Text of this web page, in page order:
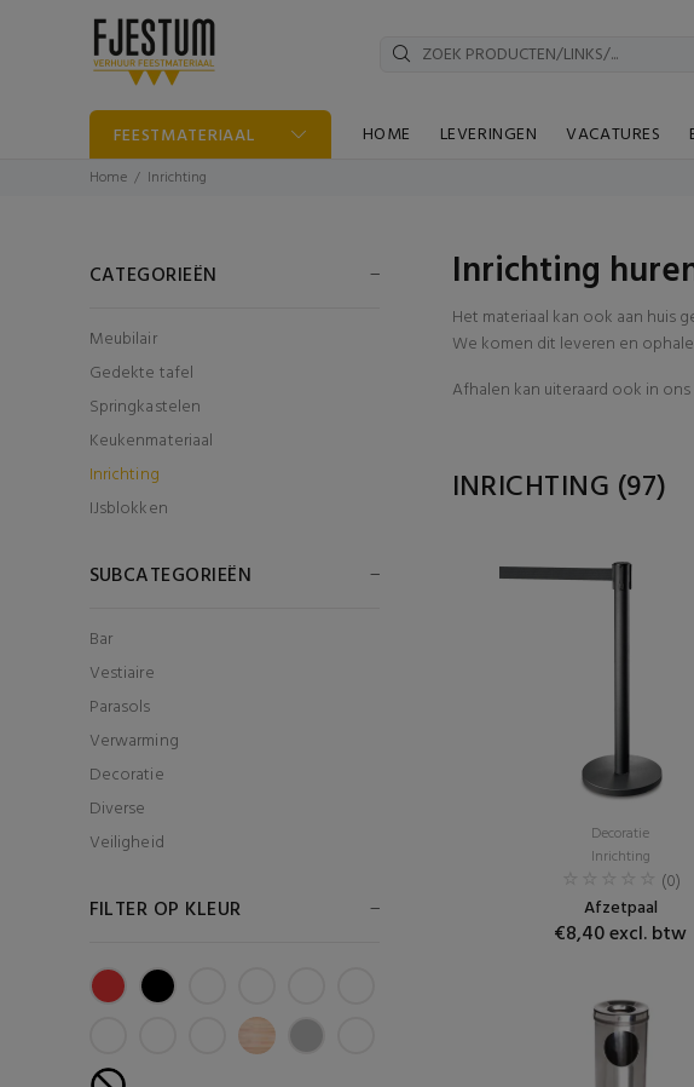
FEESTMATERIAAL HOME LEVERINGEN VACATURES
Home Inrichting
CATEGORIEËN
Meubilair
Gedekte tafel
Springkastelen
Keukenmateriaal
Inrichting
IJsblokken
SUBCATEGORIEËN
Bar
Vestiaire
Parasols
Verwarming
Decoratie
Diverse
Veiligheid
FILTER OP KLEUR
Inrichting
Het materiaal kan ook aan huis
We komen dit leveren en
Afhalen kan uiteraard ook in
INRICHTING (97)
Decoratie
Inrichting
(0)
Afzetpaal
€8,40 excl. btw